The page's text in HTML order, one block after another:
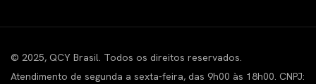
© 2025, QCY Brasil. Todos os direitos reservados.
Atendimento de segunda a sexta-feira, das 9h00 às 18h00. CNPJ: